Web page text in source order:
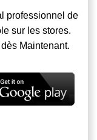
professionnel de
sur les stores.
Maintenant.